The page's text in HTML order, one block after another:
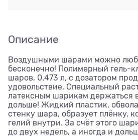
Описание
Воздушными шарами можно
бесконечно! Полимерный гель-
шаров, 0.473 л, с дозатором
удовольствие. Специальный
латексным шарикам держаться
дольше! Жидкий пластик,
стенку шара, образует плёнку,
гелий внутри. За счёт этого
до двух недель, а иногда и